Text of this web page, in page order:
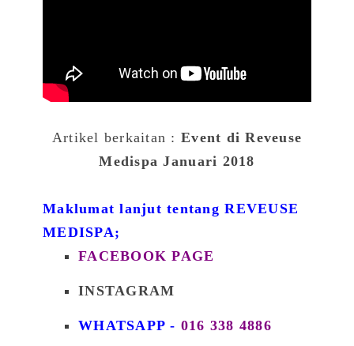
Artikel berkaitan :Event di Reveuse
Medispa Januari 2018
Maklumat lanjut tentangREVEUSE
MEDISPA;
FACEBOOK PAGE
INSTAGRAM
WHATSAPP - 016 338 4886